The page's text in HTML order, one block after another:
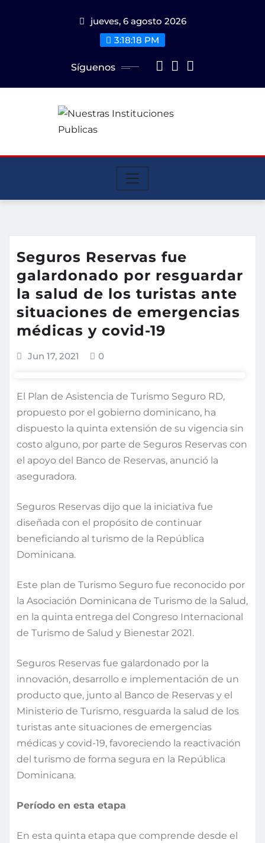
jueves, 6 agosto 2026
3:18:18 PM
Síguenos
Seguros Reservas fue
galardonado por resguardar
la salud de los turistas ante
situaciones de emergencias
médicas y covid-19
Jun 17, 2021 0
El Plan de Asistencia de Turismo Seguro RD,
propuesto por el gobierno dominicano, ha
dispuesto la quinta extensión de su vigencia sin
costo alguno, por parte de Seguros Reservas con
el apoyo del Banco de Reservas, anunció la
aseguradora.
Seguros Reservas dijo que la iniciativa fue
diseñada con el propósito de continuar
beneficiando al turismo de la República
Dominicana.
Este plan de Turismo Seguro fue reconocido por
la Asociación Dominicana de Turismo de la Salud,
en la quinta entrega del Congreso Internacional
de Turismo de Salud y Bienestar 2021.
Seguros Reservas fue galardonado por la
innovación, desarrollo e implementación de un
producto que, junto al Banco de Reservas y el
Ministerio de Turismo, resguarda la salud de los
turistas ante situaciones de emergencias
médicas y covid-19, favoreciendo la reactivación
del turismo de forma segura en la República
Dominicana.
Período en esta etapa
En esta quinta etapa que comprende desde el